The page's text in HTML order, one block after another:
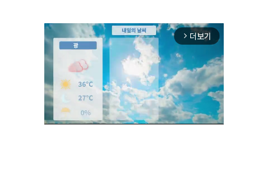
arrow_forward_ios 더보기